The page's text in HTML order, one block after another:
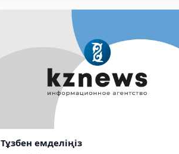
Тұзбен емделіңіз